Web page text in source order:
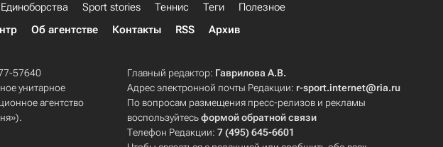
Единоборства Sport stories Теннис Теги
Полезное
Об агентстве Контакты RSS Архив
57640
унитарное
агентство
Главный редактор: Гаврилова А.В.
Адрес электронной почты Редакции: r-sport.internet@ria.ru
По вопросам размещения пресс-релизов и рекламы
воспользуйтесьформой обратной связи
Телефон Редакции:7 (495) 645-6601